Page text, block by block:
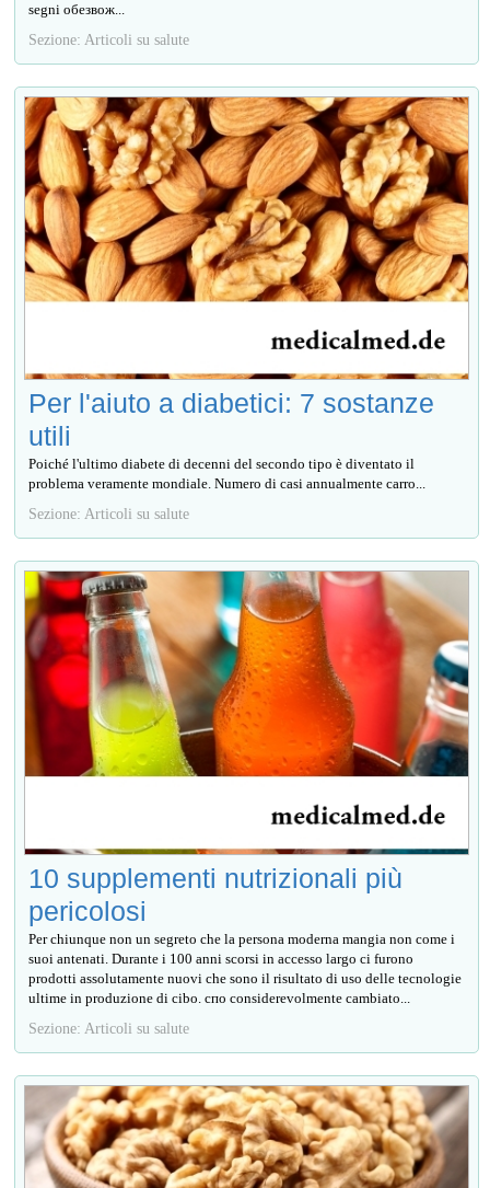
segni обезвож...
Sezione: Articoli su salute
Per l'aiuto a diabetici: 7 sostanze
utili
Poiché l'ultimo diabete di decenni del secondo tipo è diventato il
problema veramente mondiale. Numero di casi annualmente carro...
Sezione: Articoli su salute
10 supplementi nutrizionali più
pericolosi
Per chiunque non un segreto che la persona moderna mangia non come i
suoi antenati. Durante i 100 anni scorsi in accesso largo ci furono
prodotti assolutamente nuovi che sono il risultato di uso delle tecnologie
ultime in produzione di cibo. спо considerevolmente cambiato...
Sezione: Articoli su salute